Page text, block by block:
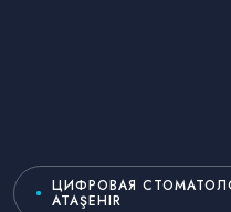
ЦИФРОВАЯ
ATAŞEHIR